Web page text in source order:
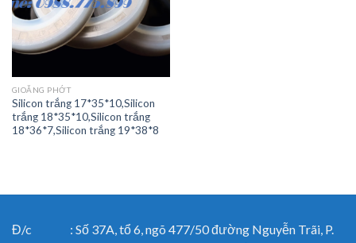
GIOĂNG PHỚT
Silicon trắng 17*35*10,Silicon
trắng 18*35*10,Silicon trắng
18*36*7,Silicon trắng 19*38*8
Đ/c : Số 37A, tổ 6, ngõ 477/50 đường Nguyễn Trãi, P.